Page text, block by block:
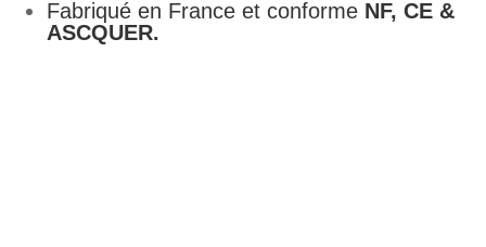
Fabriqué en France et conforme NF, CE &
ASCQUER.